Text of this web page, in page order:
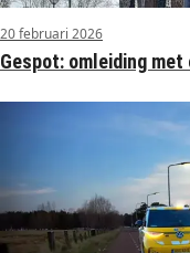
20 februari 2026
Gespot: omleiding